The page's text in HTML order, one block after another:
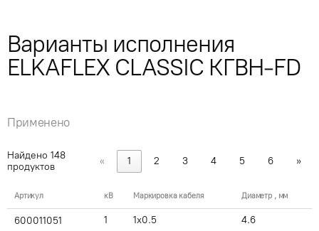
Варианты исполнения
ELKAFLEX CLASSIC КГВН-FD
Применено
Найдено 148
продуктов
« 1 2 3 4 5 6 »
Артикул кВ Маркировка кабеля Диаметр , мм
600011051 1 1x0.5 4.6